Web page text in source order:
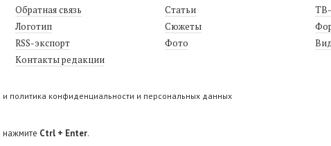
Обратная связь
Логотип
RSS-экспорт
Контакты редакции
Статьи
Сюжеты
Фото
и политика конфиденциальности и персональных данных
нажмите Ctrl + Enter.